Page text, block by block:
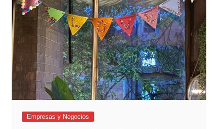
Empresas y Negocios